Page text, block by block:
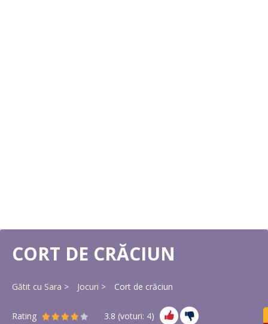
CORT DE CRĂCIUN
Gătit cu Sara Jocuri Cort de crăciun
Rating 3.8 (voturi: 4)